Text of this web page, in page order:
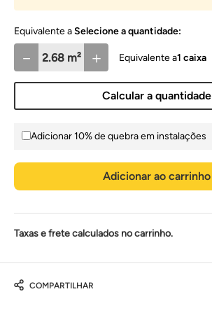
＋
－
Selecione a quantidade:
1 caixa
Calcular a quantidade
Adicionar 10% de quebra em instalações
Adicionar ao carrinho
Taxas e frete calculados no carrinho.
COMPARTILHAR